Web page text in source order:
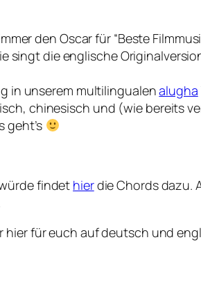
den Oscar für “Beste
singt die englische
in unserem multilingualenalugha
chinesisch und (wie bereits
geht’s
findet hierdie Chords dazu.
hier für euch auf deutsch und